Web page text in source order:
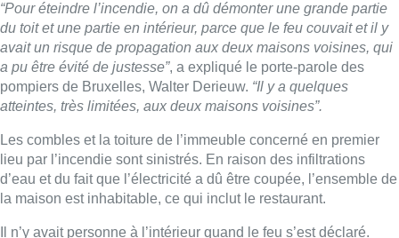
“Pour éteindre l’incendie, on a dû démonter une grande partie
du toit et une partie en intérieur, parce que le feu couvait et il y
avait un risque de propagation aux deux maisons voisines, qui
a pu être évité de justesse”, a expliqué le porte-parole des
pompiers de Bruxelles, Walter Derieuw. “Il y a quelques
atteintes, très limitées, aux deux maisons voisines”.
Les combles et la toiture de l’immeuble concerné en premier
lieu par l’incendie sont sinistrés. En raison des infiltrations
d’eau et du fait que l’électricité a dû être coupée, l’ensemble de
la maison est inhabitable, ce qui inclut le restaurant.
Il n’y avait personne à l’intérieur quand le feu s’est déclaré.